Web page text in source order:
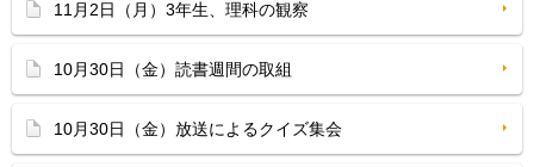
11月2日（月）3年生、理科の観察
10月30日（金）読書週間の取組
10月30日（金）放送によるクイズ集会